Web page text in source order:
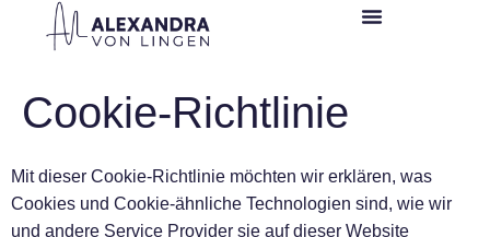
Cookie-Richtlinie
Mit dieser Cookie-Richtlinie möchten wir erklären, was
Cookies und Cookie-ähnliche Technologien sind, wie wir
und andere Service Provider sie auf dieser Website